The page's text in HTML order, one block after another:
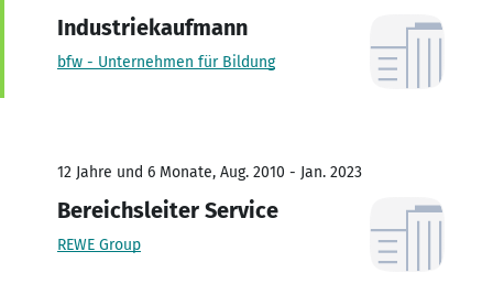
Industriekaufmann
bfw - Unternehmen für Bildung
12 Jahre und 6 Monate, Aug. 2010 - Jan. 2023
Bereichsleiter Service
REWE Group